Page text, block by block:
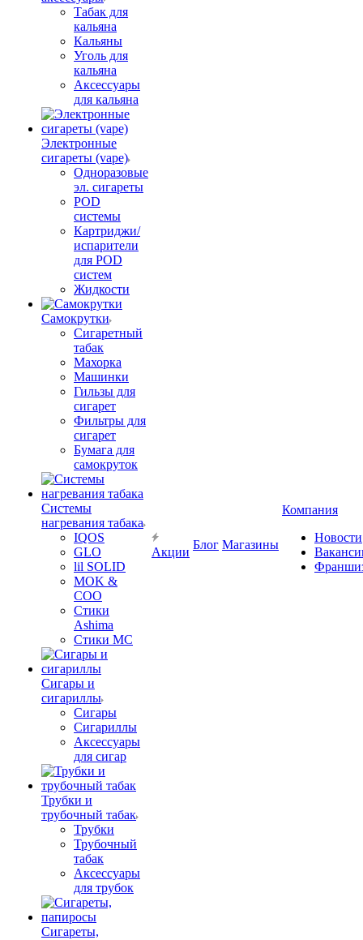
Табак для
кальяна
Кальяны
Уголь для
кальяна
Аксессуары
для кальяна
Электронные
сигареты (vape)
Одноразовые
эл. сигареты
POD
системы
Картриджи/
испарители
для POD
систем
Жидкости
Самокрутки
Сигаретный
табак
Махорка
Машинки
Гильзы для
сигарет
Фильтры для
сигарет
Бумага для
самокруток
Системы
нагревания табака
IQOS
GLO
lil SOLID
MOK &
COO
Стики
Ashima
Стики MC
Сигары и
сигариллы
Сигары
Сигариллы
Аксессуары
для сигар
Трубки и
трубочный табак
Трубки
Трубочный
табак
Аксессуары
для трубок
Сигареты,
Акции
Блог Магазины
Компания
Новости